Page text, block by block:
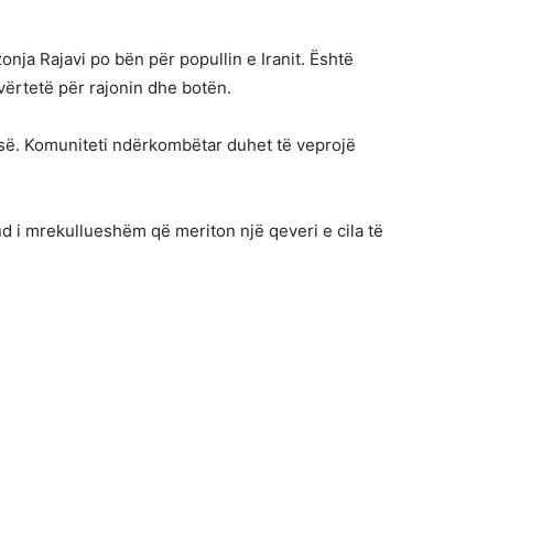
Rajavi po bën për popullin e Iranit. Është
për rajonin dhe botën.
Komuniteti ndërkombëtar duhet të veprojë
i mrekullueshëm që meriton një qeveri e cila të